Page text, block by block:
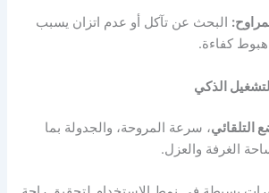
البحث عن تآكل أو عدم اتزان يسبب
كفاءة.
التلقائي، سرعة المروحة، والجدولة بما
الغرفة والعزل.